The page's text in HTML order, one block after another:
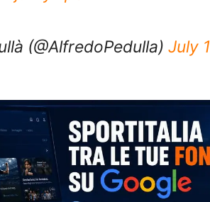
(@AlfredoPedulla) July